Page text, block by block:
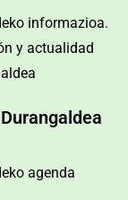
informazioa.
y actualidad
agenda